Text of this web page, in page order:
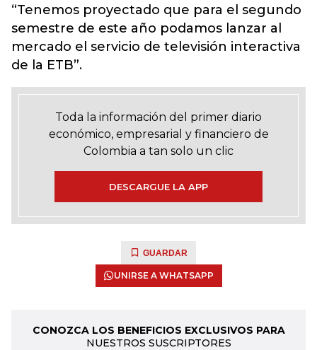
“Tenemos proyectado que para el segundo
semestre de este año podamos lanzar al
mercado el servicio de televisión interactiva
de la ETB”.
Toda la información del primer diario
económico, empresarial y financiero de
Colombia a tan solo un clic
DESCARGUE LA APP
GUARDAR
UNIRSE A WHATSAPP
CONOZCA LOS BENEFICIOS EXCLUSIVOS PARA
NUESTROS SUSCRIPTORES